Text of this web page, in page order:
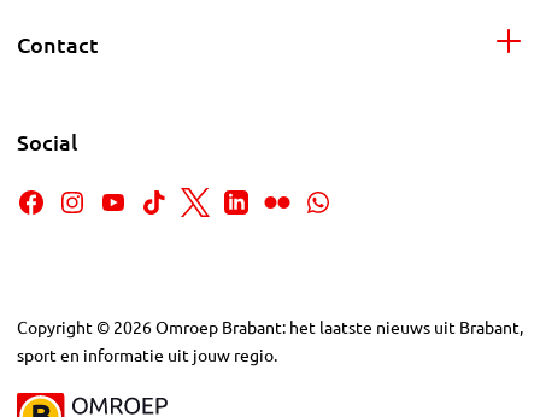
Contact
Social
Copyright © 2026Omroep Brabant: het laatste nieuws uit Brabant,
sport en informatie uit jouw regio.